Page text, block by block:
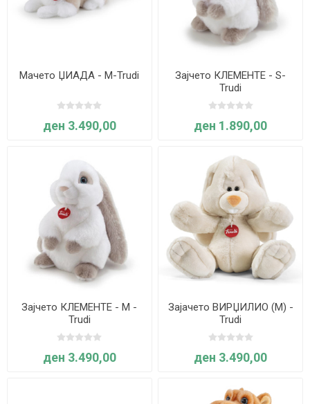
Мачето ЏИАДА - M-Trudi
ден 3.490,00
Зајчето КЛЕМЕНТЕ - S-
Trudi
ден 1.890,00
Зајчето КЛЕМЕНТЕ - M -
Trudi
ден 3.490,00
Зајачето ВИРЏИЛИО (M) -
Trudi
ден 3.490,00